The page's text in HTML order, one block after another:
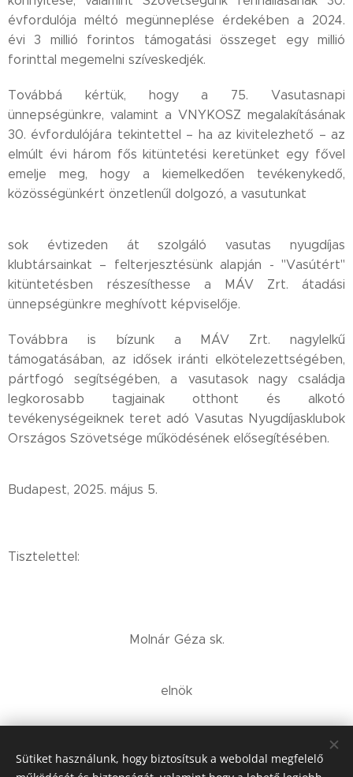
évfordulója méltó megünneplése érdekében a 2024.
évi 3 millió forintos támogatási összeget egy millió
forinttal megemelni szíveskedjék.
Továbbá kértük, hogy a 75. Vasutasnapi
ünnepségünkre, valamint a VNYKOSZ megalakításának
30. évfordulójára tekintettel – ha az kivitelezhető – az
elmúlt évi három fős kitüntetési keretünket egy fővel
emelje meg, hogy a kiemelkedően tevékenykedő,
közösségünkért önzetlenűl dolgozó, a vasutunkat
sok évtizeden át szolgáló vasutas nyugdíjas
klubtársainkat – felterjesztésünk alapján - "Vasútért"
kitüntetésben részesíthesse a MÁV Zrt. átadási
ünnepségünkre meghívott képviselője.
Továbbra is bízunk a MÁV Zrt. nagylelkű
támogatásában, az idősek iránti elkötelezettségében,
pártfogó segítségében, a vasutasok nagy családja
legkorosabb tagjainak otthont és alkotó
tevékenységeiknek teret adó Vasutas Nyugdíjasklubok
Országos Szövetsége működésének elősegítésében.
Budapest, 2025. május 5.
Tisztelettel:
Molnár Géza sk.
elnök
Sütiket használunk, hogy biztosítsuk a weboldal megfelelő